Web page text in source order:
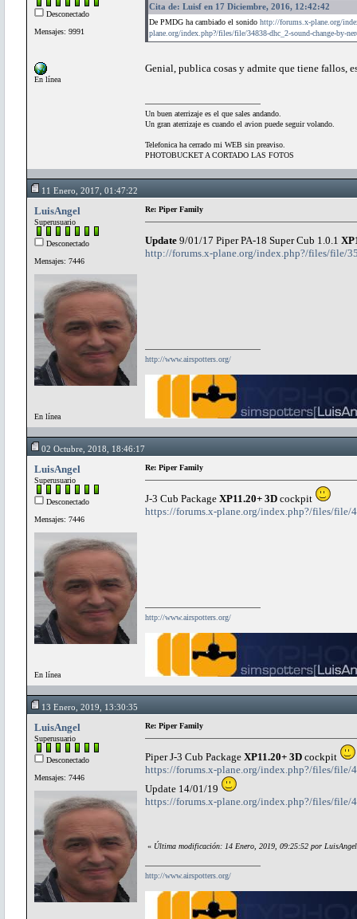
Desconectado
Mensajes: 9991
En línea
Cita de: Luisf en 17 Diciembre, 2016, 12:42:42
De PMDG ha cambiado el sonido http://forums.x-plane.org/
plane.org/index.php?/files/file/34838-dhc_2-sound-change-by-
Genial, publica cosas y admite que tiene fallos,
Un buen aterrizaje es el que sales andando.
Un gran aterrizaje es cuando el avion puede seguir volando.
Telefonica ha cerrado mi WEB sin preaviso.
PHOTOBUCKET A CORTADO LAS FOTOS
11 Enero, 2017, 01:47:22
LuisAngel
Superusuario
Desconectado
Mensajes: 7446
En línea
Re: Piper Family
Update 9/01/17 Piper PA-18 Super Cub 1.0.1
http://forums.x-plane.org/index.php?/files/file/
http://www.airspotters.org/
02 Octubre, 2018, 18:46:17
LuisAngel
Superusuario
Desconectado
Mensajes: 7446
En línea
Re: Piper Family
J-3 Cub Package XP11.20+ 3D cockpit
https://forums.x-plane.org/index.php?/files/file/
http://www.airspotters.org/
13 Enero, 2019, 13:30:35
LuisAngel
Superusuario
Desconectado
Mensajes: 7446
Re: Piper Family
Piper J-3 Cub Package XP11.20+ 3D cockpit
https://forums.x-plane.org/index.php?/files/file/
Update 14/01/19
https://forums.x-plane.org/index.php?/files/file/
« Última modificación: 14 Enero, 2019, 09:25:52 por LuisAngel
http://www.airspotters.org/